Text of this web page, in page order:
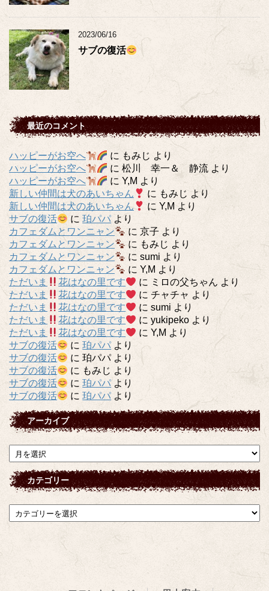
2023/06/16
サブの復活
最近のコメント
ハッピーがお空へ に もみじ より
ハッピーがお空へ
に松川 幸一＆ 静流 より
ハッピーがお空へ
にY,M より
新しい仲間は犬のあいちゃん
に もみじ より
新しい仲間は犬のあいちゃん
にY,M より
サブの復活
に珀パパ より
カフェダムとワンニャン
に京子 より
カフェダムとワンニャン
に もみじ より
カフェダムとワンニャン
にsumi より
カフェダムとワンニャン
にY,M より
ただいま
花はなの里です に ミロの父ちゃん より
ただいま
花はなの里です にチャチャ より
ただいま
花はなの里です にsumi より
ただいま
花はなの里です にyukipeko より
ただいま
花はなの里です にY,M より
サブの復活
に珀パパより
サブの復活
に珀パパより
サブの復活
に もみじ より
サブの復活
に珀パパ より
サブの復活
に珀パパ より
アーカイブ
ア
ー
カ
イ
カテゴリー
テ